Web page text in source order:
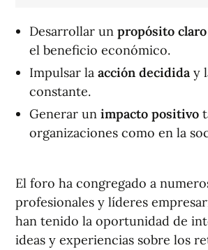
Desarrollar un propósito claro
el beneficio económico.
Impulsar la acción decidida y
constante.
Generar un impacto positivo
organizaciones como en la
El foro ha congregado a
profesionales y líderes
han tenido la oportunidad de
ideas y experiencias sobre los